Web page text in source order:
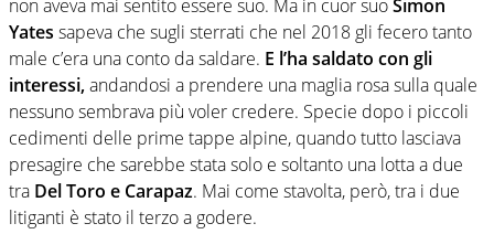
non aveva mai sentito essere suo. Ma in cuor suoSimon
Yates sapeva che sugli sterrati che nel 2018 gli fecero tanto
male c’era una conto da saldare. E l’ha saldato con gli
interessi,andandosi a prendere una maglia rosa sulla quale
nessuno sembrava più voler credere. Specie dopo i piccoli
cedimenti delle prime tappe alpine, quando tutto lasciava
presagire che sarebbe stata solo e soltanto una lotta a due
tra Del Toro e Carapaz. Mai come stavolta, però, tra i due
litiganti è stato il terzo a godere.